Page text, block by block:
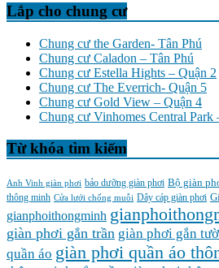
Lắp cho chung cư
Chung cư the Garden- Tân Phú
Chung cư Caladon – Tân Phú
Chung cư Estella Hights – Quận 2
Chung cư The Everrich- Quận 5
Chung cư Gold View – Quận 4
Chung cư Vinhomes Central Park
Từ khóa tìm kiếm
Anh Vinh giàn phơi bảo dưỡng giàn phơi Bộ giàn
thông minh Cửa lưới chống muỗi Dây cáp giàn phơi
gianphoithongminh
giàn phơi gắn trần giàn phơi gắn
quần áo giàn phơi quần áo